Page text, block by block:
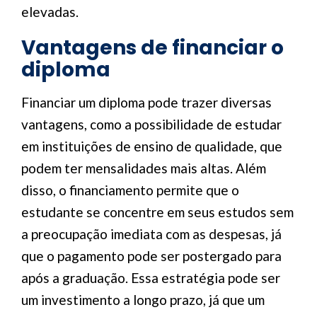
elevadas.
Vantagens de financiar o
diploma
Financiar um diploma pode trazer diversas
vantagens, como a possibilidade de estudar
em instituições de ensino de qualidade, que
podem ter mensalidades mais altas. Além
disso, o financiamento permite que o
estudante se concentre em seus estudos sem
a preocupação imediata com as despesas, já
que o pagamento pode ser postergado para
após a graduação. Essa estratégia pode ser
um investimento a longo prazo, já que um